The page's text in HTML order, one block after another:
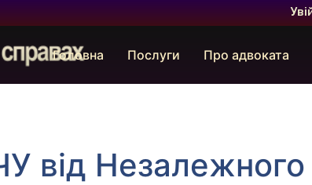
Головна Послуги Про адвоката
від Незалежного